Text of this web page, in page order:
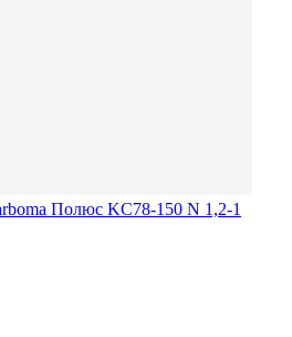
Полюс KC78-150 N 1,2-1